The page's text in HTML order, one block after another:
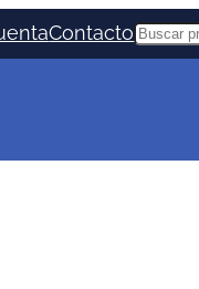
ContactoBuscar